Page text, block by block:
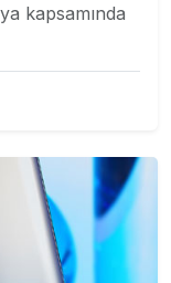
kapsamında